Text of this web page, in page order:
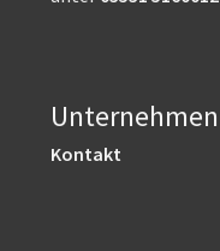
Unternehmen
Kontakt